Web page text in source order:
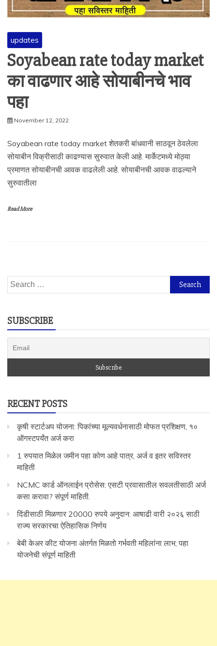
updates
Soyabean rate today market
का वाढणार आहे सोयाबीनचे भाव
पहा
November 12, 2022
Soyabean rate today market शेतकरी बांधवानी साठवून ठेवलेला
सोयाबीन विक्रीसाठी काढण्यास सुरुवात केली आहे. मार्केटमध्ये मोठ्या
प्रमाणत सोयाबीनची आवक वाढलेली आहे. सोयाबीनची आवक वाढल्याने
सुरुवातीला
Read More
Search
for:
SUBSCRIBE
RECENT POSTS
कृषी स्टार्टअप योजना: पिकांच्या मूल्यवर्धनासाठी मोफत प्रशिक्षण, १०
ऑगस्टपर्यंत अर्ज करा
1 रुपयात मिळेल जमीन पहा कोण आहे पात्र, अर्ज व इतर सविस्तर
माहिती
NCMC कार्ड ऑनलाईन प्रोसेस: एसटी प्रवासातील सवलतीसाठी अर्ज
कसा करावा? संपूर्ण माहिती.
दिंडीसाठी मिळणार 20000 रुपये अनुदान: आषाढी वारी २०२६ साठी
राज्य सरकारचा ऐतिहासिक निर्णय
बेबी केअर कीट योजना अंतर्गत मिळतो गर्भवती महिलांना लाभ; पहा
योजनेची संपूर्ण माहिती